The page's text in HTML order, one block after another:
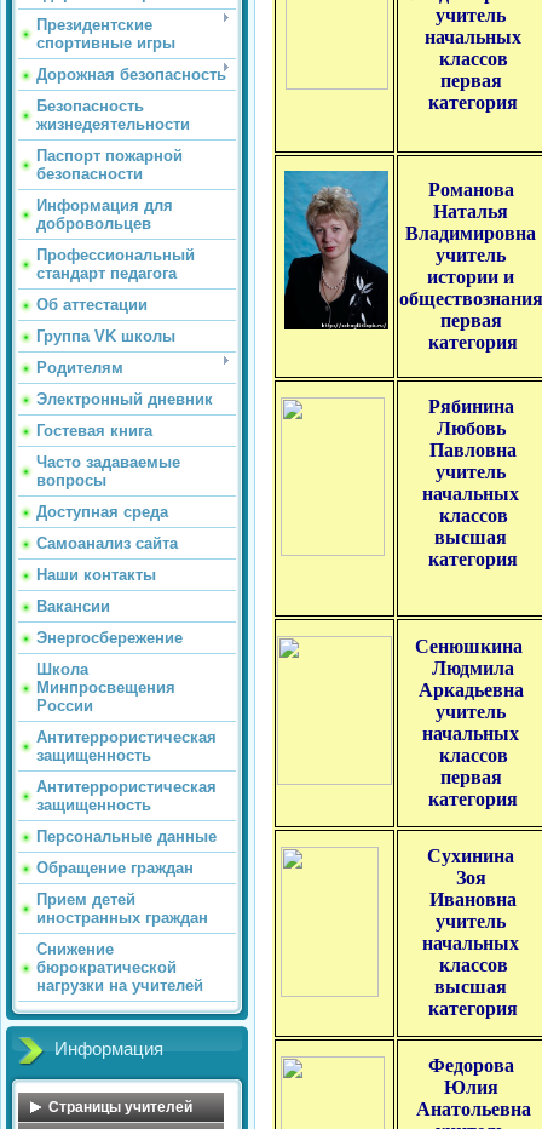
Президентские
спортивные игры
Дорожная безопасность
Безопасность
жизнедеятельности
Паспорт пожарной
безопасности
Информация для
добровольцев
Профессиональный
стандарт педагога
Об аттестации
Группа VK школы
Родителям
Электронный дневник
Гостевая книга
Часто задаваемые
вопросы
Доступная среда
Самоанализ сайта
Наши контакты
Вакансии
Энергосбережение
Школа
Минпросвещения
России
Антитеррористическая
защищенность
Антитеррористическая
защищенность
Персональные данные
Обращение граждан
Прием детей
иностранных граждан
Снижение
бюрократической
нагрузки на учителей
Информация
Страницы учителей
учитель
начальных
классов
первая
категория
Романова
Наталья
Владимировна
учитель
истории и
обществознания
первая
категория
Рябинина
Любовь
Павловна
учитель
начальных
классов
высшая
категория
Сенюшкина
Людмила
Аркадьевна
учитель
начальных
классов
первая
категория
Сухинина
Зоя
Ивановна
учитель
начальных
классов
высшая
категория
Федорова
Юлия
Анатольевна